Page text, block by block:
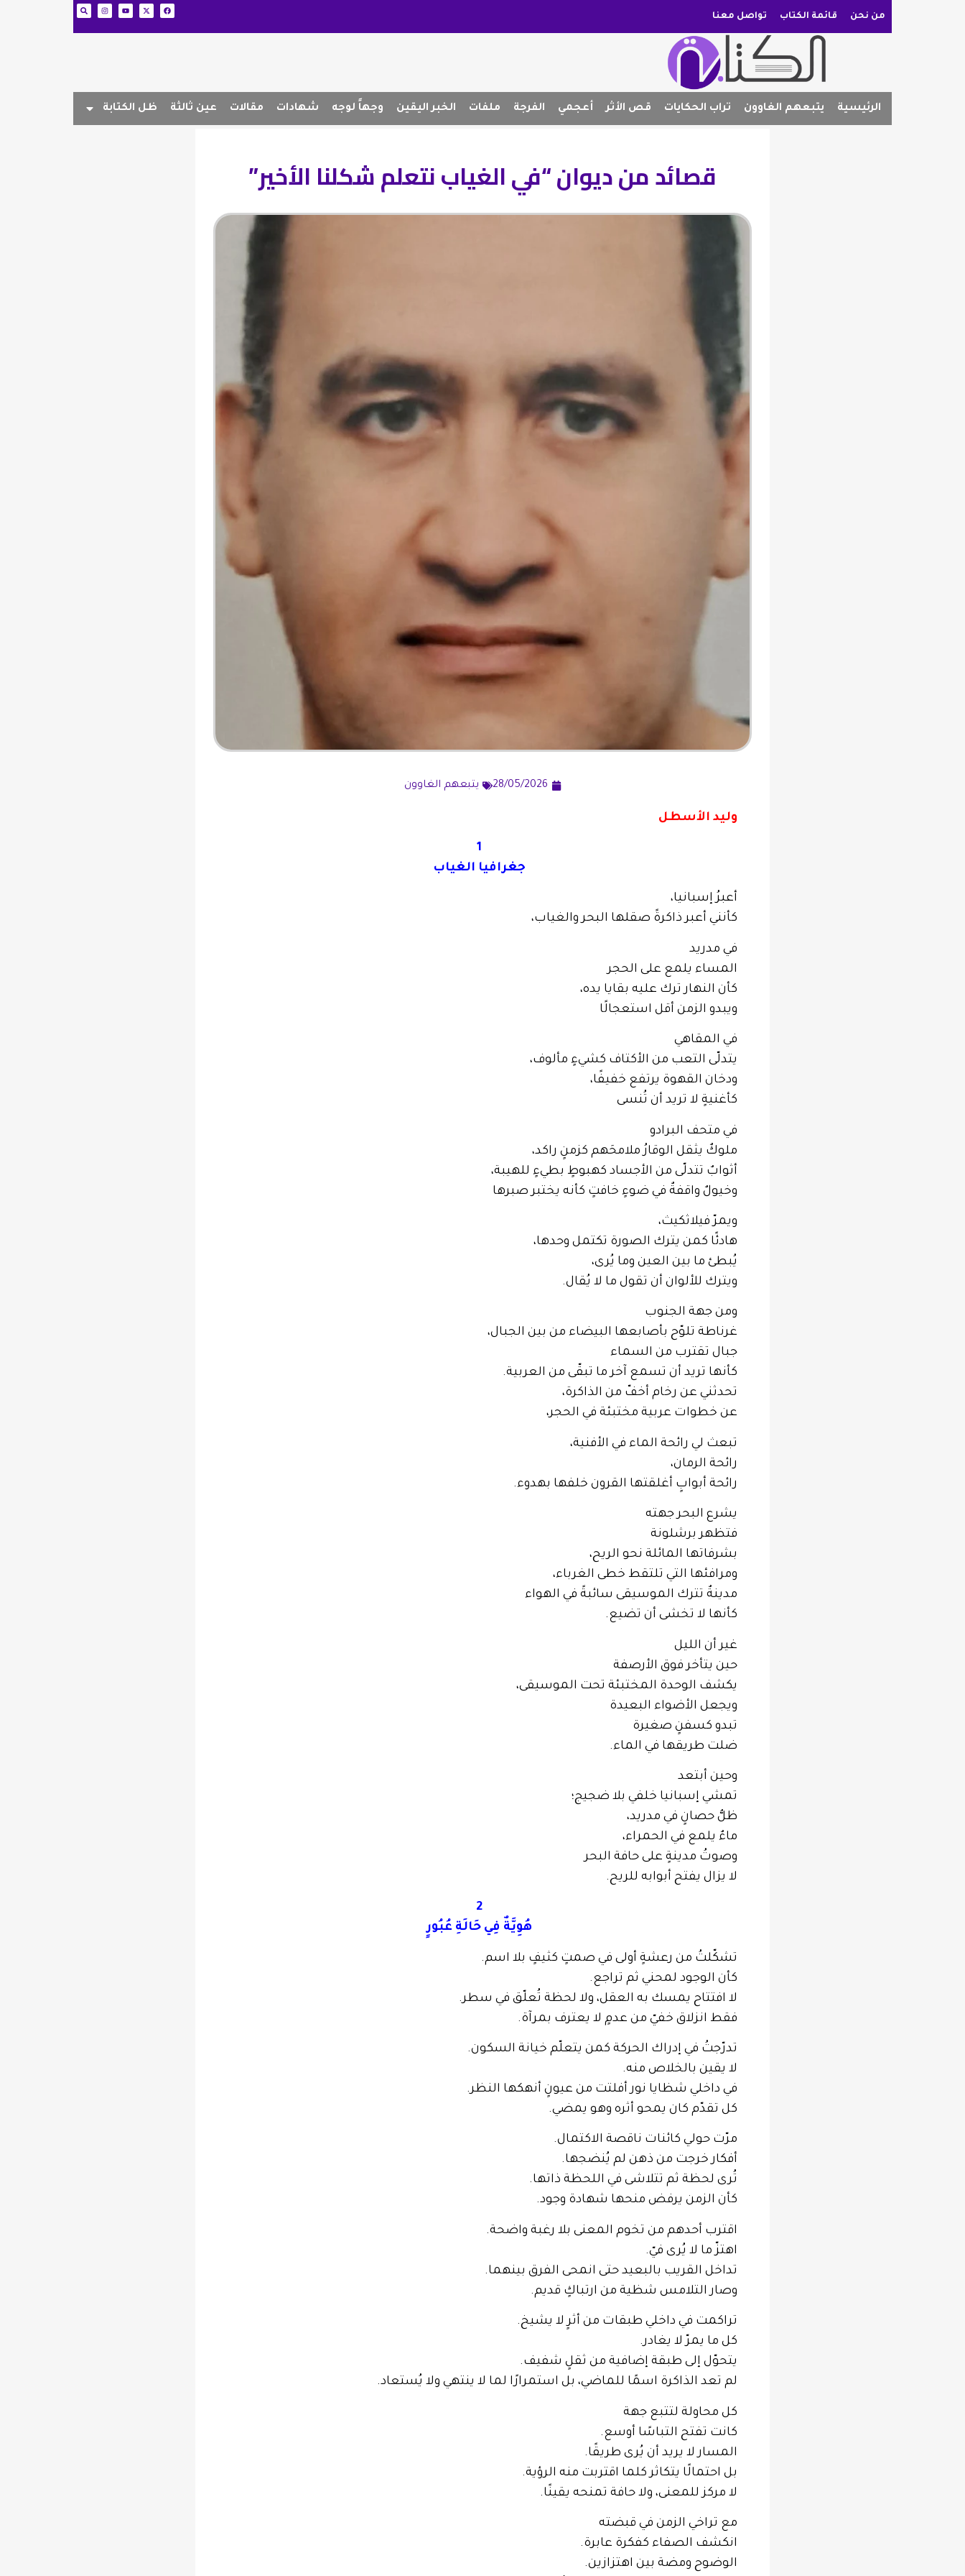
من نحن قائمة الكتاب تواصل معنا
الرئيسية يتبعهم الغاوون تراب الحكايات قص الأثر أعجمي الفرجة ملفات الخبر اليقين وجهاً لوجه شهادات مقالات عين ثالثة ظل الكتابة
قصائد من ديوان “في الغياب نتعلم شكلنا الأخير”
28/05/2026 يتبعهم الغاوون
وليد الأسطل
1
جغرافيا الغياب
أعبرُ إسبانيا،
كأنني أعبر ذاكرةً صقلها البحر والغياب،
في مدريد
المساء يلمع على الحجر
كأن النهار ترك عليه بقايا يده،
ويبدو الزمن أقل استعجالًا
في المقاهي
يتدلّى التعب من الأكتاف كشيءٍ مألوف،
ودخان القهوة يرتفع خفيفًا،
كأغنيةٍ لا تريد أن تُنسى
في متحف البرادو
ملوكٌ يثقل الوقارُ ملامحَهم كزمنٍ راكد،
أثوابٌ تتدلّى من الأجساد كهبوطٍ بطيءٍ للهيبة،
وخيولٌ واقفةٌ في ضوءٍ خافتٍ كأنه يختبر صبرها
ويمرّ فيلاثكيث،
هادئًا كمن يترك الصورة تكتمل وحدها،
يُبطئ ما بين العين وما يُرى،
ويترك للألوان أن تقول ما لا يُقال.
ومن جهة الجنوب
غرناطة تلوّح بأصابعها البيضاء من بين الجبال،
جبال تقترب من السماء
كأنها تريد أن تسمع آخر ما تبقّى من العربية.
تحدثني عن رخام أخفّ من الذاكرة،
عن خطوات عربية مختبئة في الحجر،
تبعث لي رائحة الماء في الأفنية،
رائحة الرمان،
رائحة أبوابٍ أغلقتها القرون خلفها بهدوء.
يشرع البحر جهته
فتظهر برشلونة
بشرفاتها المائلة نحو الريح،
ومرافئها التي تلتقط خطى الغرباء،
مدينةٌ تترك الموسيقى سائبةً في الهواء
كأنها لا تخشى أن تضيع.
غير أن الليل
حين يتأخر فوق الأرصفة
يكشف الوحدة المختبئة تحت الموسيقى،
ويجعل الأضواء البعيدة
تبدو كسفنٍ صغيرة
ضلت طريقها في الماء.
وحين أبتعد
تمشي إسبانيا خلفي بلا ضجيج؛
ظلُّ حصانٍ في مدريد،
ماءٌ يلمع في الحمراء،
وصوتُ مدينةٍ على حافة البحر
لا يزال يفتح أبوابه للريح.
2
هُوِيَّةٌ فِي حَالَةِ عُبُورٍ
تشكّلتُ من رعشةٍ أولى في صمتٍ كثيفٍ بلا اسم.
كأن الوجود لمحني ثم تراجع.
لا افتتاح يمسك به العقل، ولا لحظة تُعلّق في سطر.
فقط انزلاق خفيّ من عدمٍ لا يعترف بمرآة.
تدرّجتُ في إدراك الحركة كمن يتعلّم خيانة السكون.
لا يقين بالخلاص منه.
في داخلي شظايا نور أفلتت من عيونٍ أنهكها النظر.
كل تقدّم كان يمحو أثره وهو يمضي.
مرّت حولي كائنات ناقصة الاكتمال.
أفكار خرجت من ذهن لم يُنضجها.
تُرى لحظة ثم تتلاشى في اللحظة ذاتها.
كأن الزمن يرفض منحها شهادة وجود.
اقترب أحدهم من تخوم المعنى بلا رغبة واضحة.
اهتزّ ما لا يُرى فيّ.
تداخل القريب بالبعيد حتى انمحى الفرق بينهما.
وصار التلامس شظية من ارتباكٍ قديم.
تراكمت في داخلي طبقات من أثرٍ لا يشيخ.
كل ما يمرّ لا يغادر.
يتحوّل إلى طبقة إضافية من ثقلٍ شفيف.
لم تعد الذاكرة اسمًا للماضي، بل استمرارًا لما لا ينتهي ولا يُستعاد.
كل محاولة لتتبع جهة
كانت تفتح التباسًا أوسع.
المسار لا يريد أن يُرى طريقًا.
بل احتمالًا يتكاثر كلما اقتربت منه الرؤية.
لا مركز للمعنى، ولا حافة تمنحه يقينًا.
مع تراخي الزمن في قبضته
انكشف الصفاء كفكرة عابرة.
الوضوح ومضة بين اهتزازين.